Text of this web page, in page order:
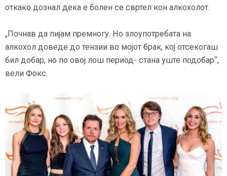
откако дознал дека е болен се свртел кон алкохолот.
„Почнав да пијам премногу. Но злоупотребата на
алкохол доведе до тензии во мојот брак, кој отсекогаш
бил добар, но по овој лош период- стана уште подобар“,
вели Фокс.